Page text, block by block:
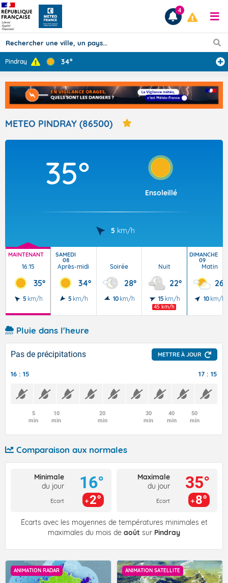
Prévisions
TOUS LES RÉSULTATS
Articles
4
Pindray 34°
METEO PINDRAY (86500)
35°
Ensoleillé
5 km/h
MAINTENANT
16:15
35°
5 km/h
SAMEDI
08
Après-midi
34°
5 km/h
Soirée
28°
10 km/h
Nuit
22°
15 km/h
45 km/h
DIMANCHE
09
Matin
26°
10 km/h
Pluie dans l'heure
Pas de précipitations METTRE À JOUR
16 : 15 17 : 15
5
min
10
min
20
min
30
min
40
min
50
min
Comparaison aux normales
Minimale
du jour
Ecart
16°
2°
Maximale
du jour
Ecart
35°
8°
Écarts avec les moyennes de températures minimales et
maximales du mois de août sur Pindray
ANIMATION RADAR ANIMATION SATELLITE